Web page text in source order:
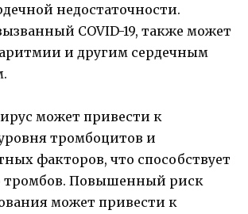
недостаточности.
COVID-19, также может
и другим сердечным
может привести к
тромбоцитов и
факторов, что способствует
тромбов. Повышенный риск
может привести к